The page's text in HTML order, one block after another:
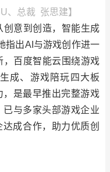
、总裁 张思建】
创意到创造，智能生成
指出AI与游戏创作进一
，百度智能云围绕游戏
成、游戏陪玩四大板
是最早推出完整游戏
与多家头部游戏企业
成合作，助力优质创